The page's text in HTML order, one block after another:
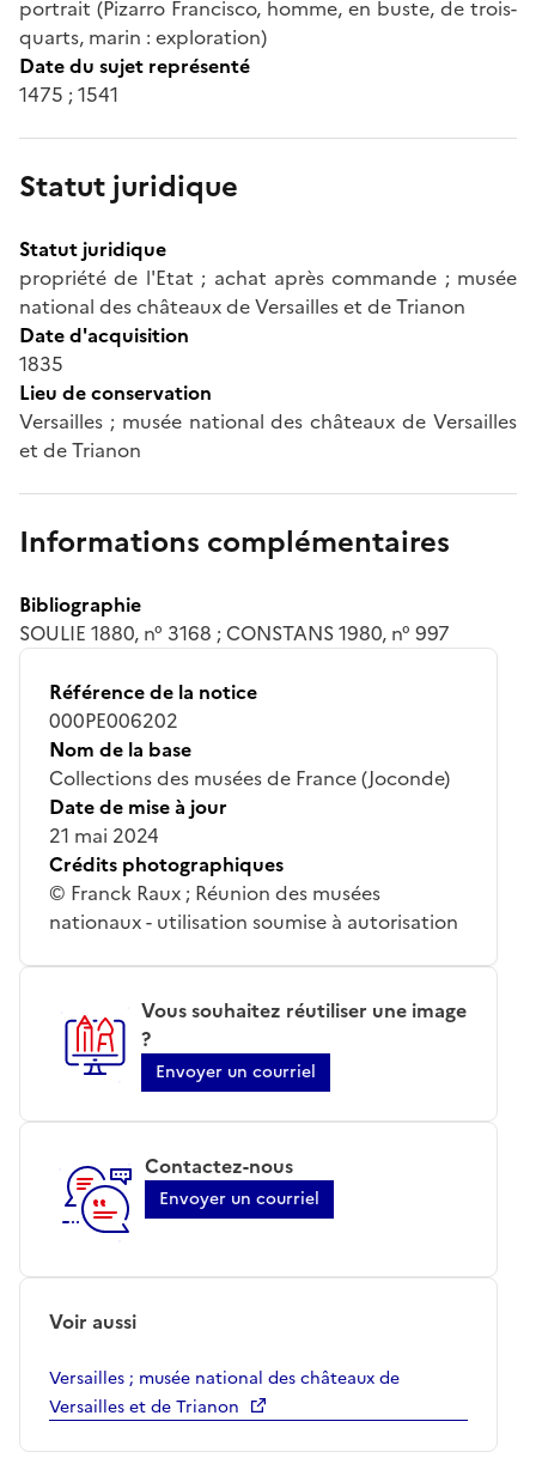
portrait (Pizarro Francisco, homme, en buste, de trois-
quarts, marin : exploration)
Date du sujet représenté
1475 ; 1541
Statut juridique
Statut juridique
propriété de l'Etat ; achat après commande ; musée
national des châteaux de Versailles et de Trianon
Date d'acquisition
1835
Lieu de conservation
Versailles ; musée national des châteaux de Versailles
et de Trianon
Informations complémentaires
Bibliographie
SOULIE 1880, n° 3168 ; CONSTANS 1980, n° 997
Référence de la notice
000PE006202
Nom de la base
Collections des musées de France (Joconde)
Date de mise à jour
21 mai 2024
Crédits photographiques
© Franck Raux ; Réunion des musées
nationaux - utilisation soumise à autorisation
Vous souhaitez réutiliser une image
?
Envoyer un courriel
Contactez-nous
Envoyer un courriel
Voir aussi
Versailles ; musée national des châteaux de
Versailles et de Trianon